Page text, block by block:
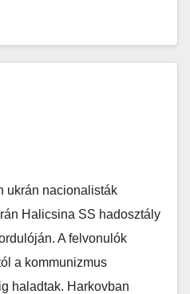
ukrán nacionalisták
Halicsina SS hadosztály
A felvonulók
a kommunizmus
haladtak. Harkovban